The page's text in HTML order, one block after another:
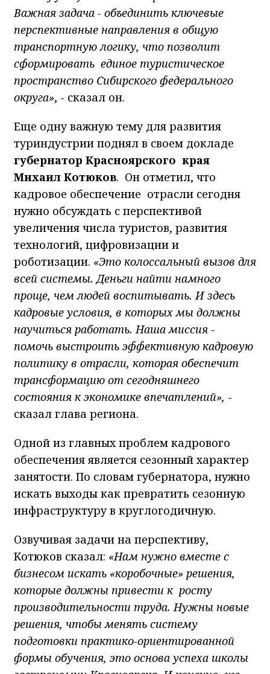
Важная задача - объединить ключевые
перспективные направления в общую
транспортную логику, что позволит
сформировать единое туристическое
пространство Сибирского федерального
округа», - сказал он.
Еще одну важную тему для развития
туриндустрии поднял в своем докладе
губернатор Красноярского края
Михаил Котюков. Он отметил, что
кадровое обеспечение отрасли сегодня
нужно обсуждать с перспективой
увеличения числа туристов, развития
технологий, цифровизации и
роботизации. «Это колоссальный вызов для
всей системы. Деньги найти намного
проще, чем людей воспитывать. И здесь
кадровые условия, в которых мы должны
научиться работать. Наша миссия -
помочь выстроить эффективную кадровую
политику в отрасли, которая обеспечит
трансформацию от сегодняшнего
состояния к экономике впечатлений», -
сказал глава региона.
Одной из главных проблем кадрового
обеспечения является сезонный характер
занятости. По словам губернатора, нужно
искать выходы как превратить сезонную
инфраструктуру в круглогодичную.
Озвучивая задачи на перспективу,
Котюков сказал: «Нам нужно вместе с
бизнесом искать «коробочные» решения,
которые должны привести к росту
производительности труда. Нужны новые
решения, чтобы менять систему
подготовки практико-ориентированной
формы обучения, это основа успеха школы